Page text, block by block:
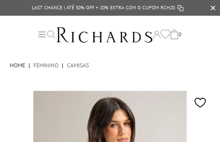
LAST CHANCE | ATÉ 50% OFF + 20% EXTRA COM O CUPOM RCH20 ✕
0
HOME | FEMININO | CAMISAS